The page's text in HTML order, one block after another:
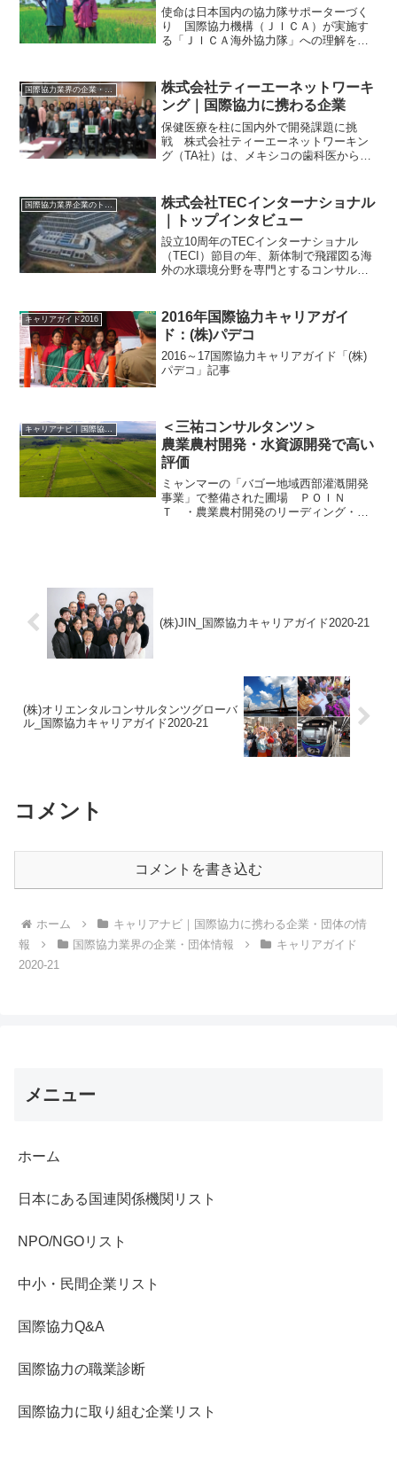
使命は日本国内の協力隊サポーターづく
り 国際協力機構（ＪＩＣＡ）が実施す
る「ＪＩＣＡ海外協力隊」への理解を広
育てる会）は全国で活動を展開してい
る。 主な事業は、①協力隊...
国際協力業界の企業・団体情報
株式会社ティーエーネットワーキ
ング｜国際協力に携わる企業
保健医療を柱に国内外で開発課題に挑
戦 株式会社ティーエーネットワーキン
グ（TA社）は、メキシコの歯科医から転
茂樹氏が2000年に創設した。 個人で政
府開発援助（ODA）...
株式会社TECインターナショナル
｜トップインタビュー
設立10周年のTECインターナショナル
（TECI）節目の年、新体制で飛躍図る海
外の水環境分野を専門とするコンサルタ
迎える。前身の（株）東京設計事務所海
外事業...
キャリアガイド2016
2016年国際協力キャリアガイ
ド：(株)パデコ
2016～17国際協力キャリアガイド「(株)
パデコ」記事
キャリアナビ｜国際協力に携わる企業・団体の情報
＜三祐コンサルタンツ＞
農業農村開発・水資源開発で高い
評価
ミャンマーの「バゴー地域西部灌漑開発
事業」で整備された圃場 ＰＯＩＮ
Ｔ ・農業農村開発のリーディング・カ
(株)JIN_国際協力キャリアガイド2020-21
(株)オリエンタルコンサルタンツグローバ
ル_国際協力キャリアガイド2020-21
コメント
コメントを書き込む
ホーム
キャリアナビ｜国際協力に携わる企業・団体の情
報
国際協力業界の企業・団体情報
キャリアガイド
2020-21
メニュー
ホーム
日本にある国連関係機関リスト
NPO/NGOリスト
中小・民間企業リスト
国際協力Q&A
国際協力の職業診断
国際協力に取り組む企業リスト